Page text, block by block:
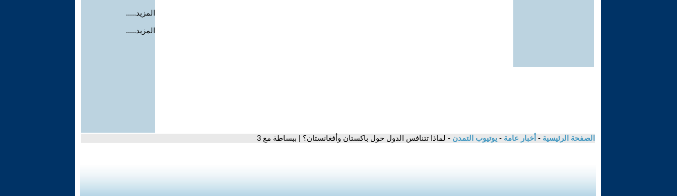
المزيد.....
المزيد.....
الصفحة الرئيسية - أخبار عامة - يوتيوب التمدن - لماذا تتنافس الدول حول باكستان وأفغانستان؟ | ببساطة مع 3